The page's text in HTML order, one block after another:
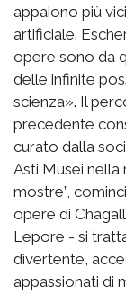
appaiono più
artificiale.
opere sono da
delle infinite
scienza». Il
precedente
curato dalla
Asti Musei nella
mostre”,
opere di
Lepore - si
divertente,
appassionati di